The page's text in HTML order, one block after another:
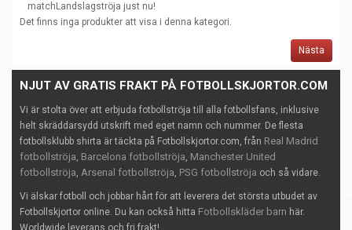
matchLandslagströja just nu!
Det finns inga produkter att visa i denna kategori.
Nästa
NJUT AV GRATIS FRAKT PÅ FOTBOLLSKJORTOR.COM
Vi är stolta över att erbjuda fotbollströja till alla fotbollsfans, inklusive
helt skräddarsydd utskrift med eget namn och nummer. De flesta
fotbollsklubb shirta är täckta på Fotbollskjortor.com, från Real Madrid
fotbollströja, Barcelona fotbollströja, Manchester United
fotbollströja, Arsenal fotbollströja, PSG fotbollströja och så vidare.
Vi älskar fotboll och jobbar hårt för att leverera det största utbudet av
Fotbollskjortor online. Du kan också hitta Fotbollskläder barn här.
Worldwide leverans och fri frakt!